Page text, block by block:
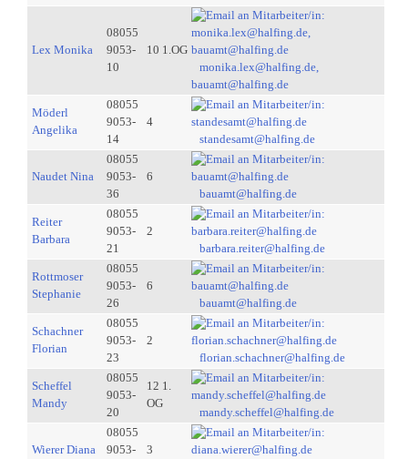
Lex Monika
08055
9053-
10
10 1.OG
monika.lex@halfing.de,
bauamt@halfing.de
Möderl
Angelika
08055
9053-
14
4
standesamt@halfing.de
Naudet Nina
08055
9053-
36
6
bauamt@halfing.de
Reiter
Barbara
08055
9053-
21
2
barbara.reiter@halfing.de
Rottmoser
Stephanie
08055
9053-
26
6
bauamt@halfing.de
Schachner
Florian
08055
9053-
23
2
florian.schachner@halfing.de
Scheffel
Mandy
08055
9053-
20
12 1.
OG
mandy.scheffel@halfing.de
Wierer Diana
08055
9053-
3